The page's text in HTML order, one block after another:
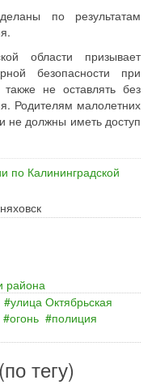
по результатам
области призывает
безопасности при
также не оставлять без
Родителям малолетних
не должны иметь доступ
по Калининградской
района
улица Октябрьская
огонь
полиция
тегу)